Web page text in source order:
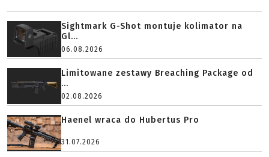
Sightmark G-Shot montuje kolimator na
Gl...
06.08.2026
Limitowane zestawy Breaching Package od
...
02.08.2026
Haenel wraca do Hubertus Pro
31.07.2026